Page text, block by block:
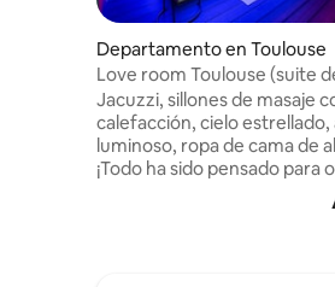
Departamento en Toulouse
Love room Toulouse (suite
privado)
Jacuzzi, sillones de masaje
calefacción, cielo
luminoso, ropa de cama de
¡Todo ha sido pensado para
experiencia única, con un